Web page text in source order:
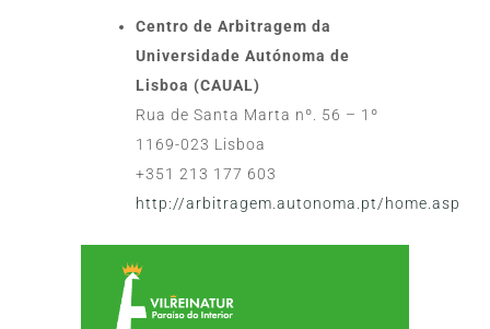
Centro de Arbitragem da
Universidade Autónoma de
Lisboa (CAUAL)
Rua de Santa Marta nº. 56 – 1º
1169-023 Lisboa
+351 213 177 603
http://arbitragem.autonoma.pt/home.asp